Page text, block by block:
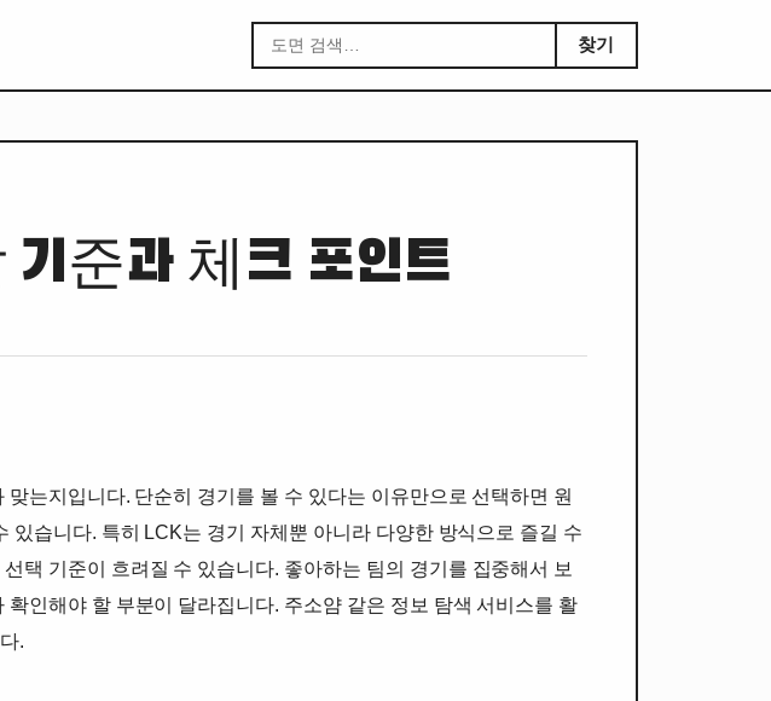
찾기
준과 체크 포인트
는지입니다. 단순히 경기를 볼 수 있다는 이유만으로 선택하면 원
습니다. 특히 LCK는 경기 자체뿐 아니라 다양한 방식으로 즐길 수
택 기준이 흐려질 수 있습니다. 좋아하는 팀의 경기를 집중해서 보
인해야 할 부분이 달라집니다. 주소얌 같은 정보 탐색 서비스를 활
.